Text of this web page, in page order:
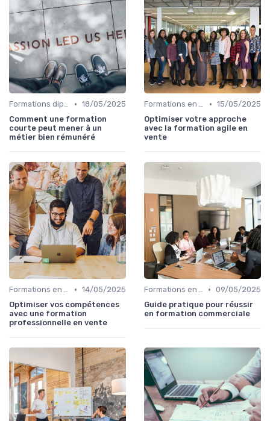
Formations diplômantes • 18/05/2025
Comment une formation
courte peut mener à un
métier bien rémunéré
Formations en ligne • 15/05/2025
Optimiser votre approche
avec la formation agile en
vente
Formations en ligne • 14/05/2025
Optimiser vos compétences
avec une formation
professionnelle en vente
Formations en ligne • 09/05/2025
Guide pratique pour réussir
en formation commerciale